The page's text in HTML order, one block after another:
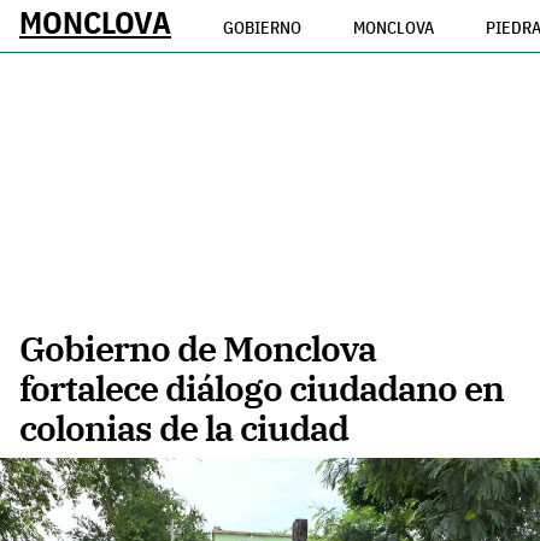
MONCLOVA GOBIERNO MONCLOVA
Gobierno de Monclova
fortalece diálogo ciudadano en
colonias de la ciudad